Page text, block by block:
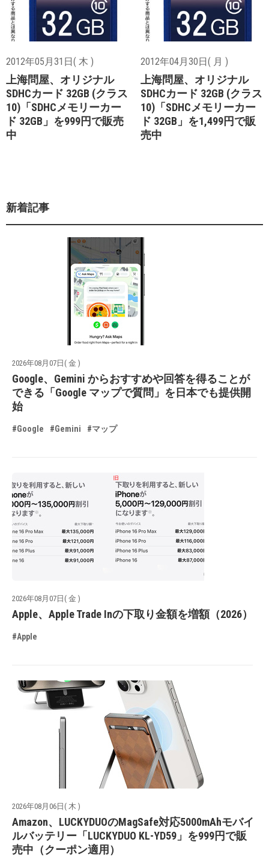
2012年05月31日( 木 )
上海問屋、オリジナル
SDHCカード 32GB (クラス
10)「SDHCメモリーカー
ド 32GB」を999円で販売
中
2012年04月30日( 月 )
上海問屋、オリジナル
SDHCカード 32GB (クラス
10)「SDHCメモリーカー
ド 32GB」を1,499円で販
売中
新着記事
2026年08月07日( 金 )
Google、Gemini からおすすめや回答を得ることが
できる「Google マップで質問」を日本でも提供開
始
#Google #Gemini #マップ
2026年08月07日( 金 )
Apple、Apple Trade Inの下取り金額を増額（2026）
#Apple
2026年08月06日( 木 )
Amazon、LUCKYDUOのMagSafe対応5000mAhモバイ
ルバッテリー「LUCKYDUO KL-YD59」を999円で販
売中（クーポン適用）